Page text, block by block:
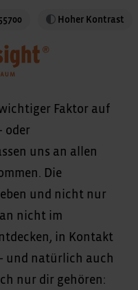
Hoher Kontrast
Faktor auf
oder
uns an allen
Die
und nicht nur
nicht im
in Kontakt
und natürlich auch
nur dir gehören: